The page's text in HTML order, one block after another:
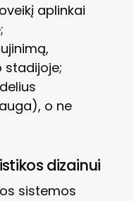
aplinkai
stadijoje;
o ne
dizainui
sistemos